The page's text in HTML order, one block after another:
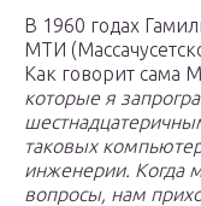
В 1960 годах
МТИ
Как говорит сама
которые я
таковых
инженерии. Когда
вопросы, нам